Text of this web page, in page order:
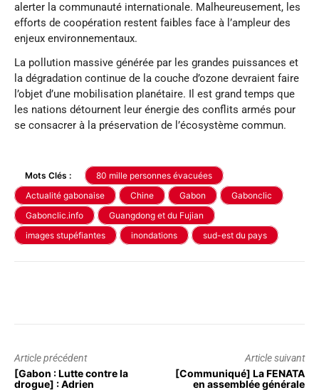
alerter la communauté internationale. Malheureusement, les
efforts de coopération restent faibles face à l’ampleur des
enjeux environnementaux.
La pollution massive générée par les grandes puissances et
la dégradation continue de la couche d’ozone devraient faire
l’objet d’une mobilisation planétaire. Il est grand temps que
les nations détournent leur énergie des conflits armés pour
se consacrer à la préservation de l’écosystème commun.
Mots Clés :
80 mille personnes évacuées
Actualité gabonaise
Chine Gabon
Gabonclic
Gabonclic.info
Guangdong et du Fujian
images stupéfiantes
inondations sud-est du pays
Article précédent
[Gabon : Lutte contre la
drogue] : Adrien
Article suivant
[Communiqué] La FENATA
en assemblée générale